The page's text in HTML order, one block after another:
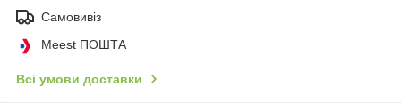
Самовивіз
Meest ПОШТА
Всі умови доставки